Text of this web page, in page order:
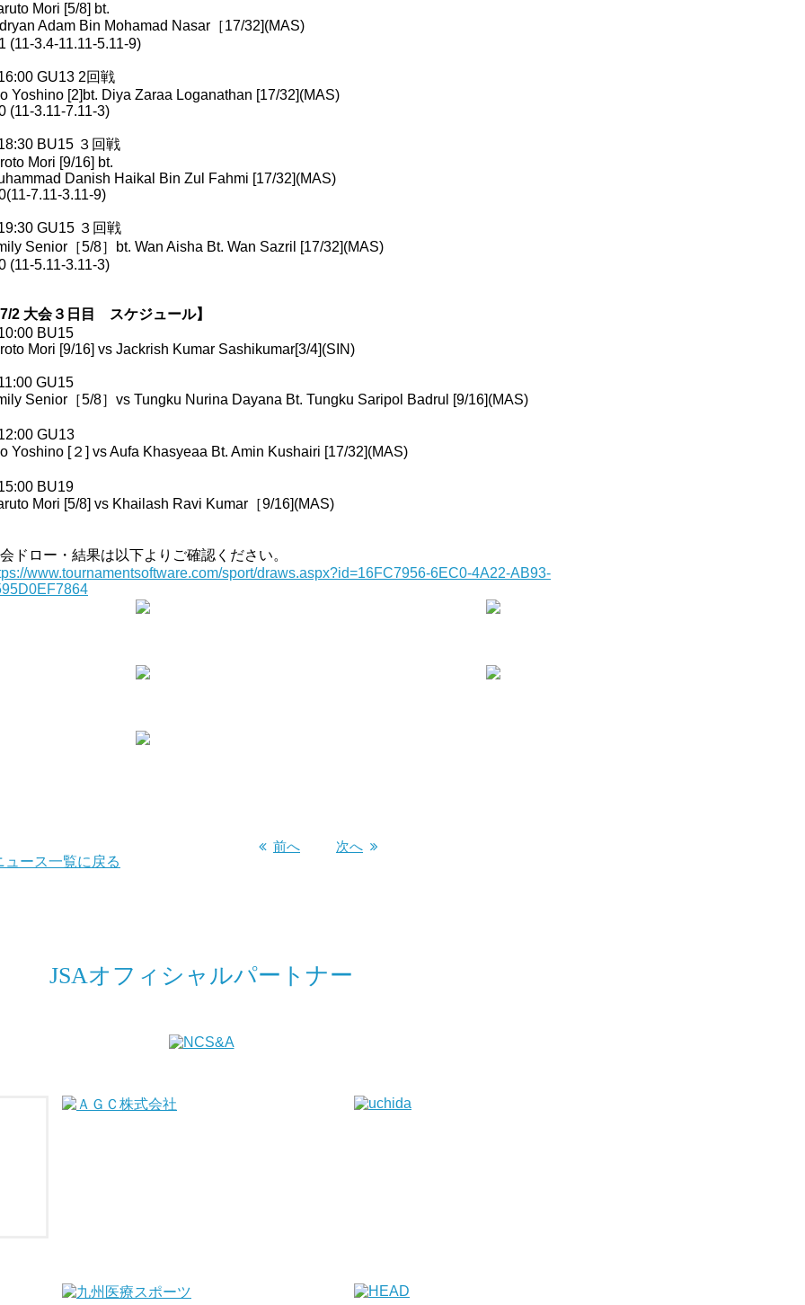
Mori [5/8] bt.
Adam Bin Mohamad Nasar［17/32](MAS)
(11-3.4-11.11-5.11-9)
GU13 2回戦
Yoshino [2]bt. Diya Zaraa Loganathan [17/32](MAS)
(11-3.11-7.11-3)
BU15 ３回戦
Mori [9/16] bt.
Danish Haikal Bin Zul Fahmi [17/32](MAS)
7.11-3.11-9)
GU15 ３回戦
Senior［5/8］bt. Wan Aisha Bt. Wan Sazril [17/32](MAS)
(11-5.11-3.11-3)
7/2 大会３日目 スケジュール】
BU15
Mori [9/16] vs Jackrish Kumar Sashikumar[3/4](SIN)
GU15
Senior［5/8］vs Tungku Nurina Dayana Bt. Tungku Saripol Badrul [9/16](MAS)
GU13
Yoshino [２] vs Aufa Khasyeaa Bt. Amin Kushairi [17/32](MAS)
BU19
Mori [5/8] vs Khailash Ravi Kumar［9/16](MAS)
ドロー・結果は以下よりご確認ください。
www.tournamentsoftware.com/sport/draws.aspx?id=16FC7956-6EC0-4A22-AB93-
前へ
次へ
ュース一覧に戻る
JSAオフィシャルパートナー